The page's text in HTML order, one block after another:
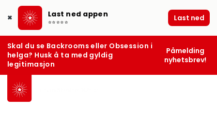
✖ Last ned appen
⭐⭐⭐⭐⭐ Last ned
Skal du se Backrooms eller Obsession i
helga? Husk å ta med gyldig
legitimasjon
Påmelding
nyhetsbrev!